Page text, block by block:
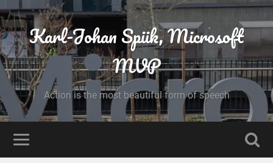
Karl-Johan Spiik, Microsoft
MVP
Action is the most beautiful form of speech